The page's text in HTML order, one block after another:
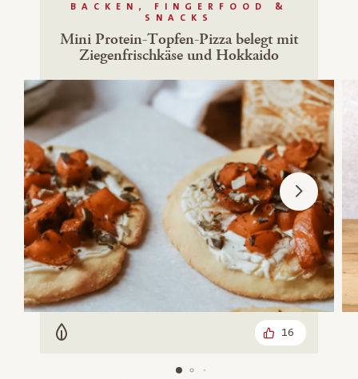
BACKEN, FINGERFOOD &
SNACKS
Mini Protein-Topfen-Pizza belegt mit
Ziegenfrischkäse und Hokkaido
Vegetarisch 16